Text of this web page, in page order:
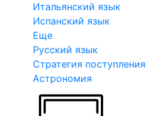
Итальянский язык
Испанский язык
Еще
Русский язык
Стратегия поступления
Астрономия